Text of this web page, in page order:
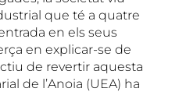
que té a quatre
en els seus
en explicar-se de
de revertir aquesta
de l’Anoia (UEA) ha